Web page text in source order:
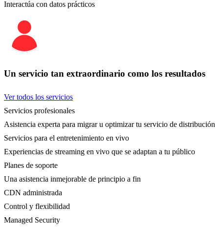
Interactúa con datos prácticos
Un servicio tan extraordinario como los resultados
Ver todos los servicios
Servicios profesionales
Asistencia experta para migrar u optimizar tu servicio de distribución
Servicios para el entretenimiento en vivo
Experiencias de streaming en vivo que se adaptan a tu público
Planes de soporte
Una asistencia inmejorable de principio a fin
CDN administrada
Control y flexibilidad
Managed Security